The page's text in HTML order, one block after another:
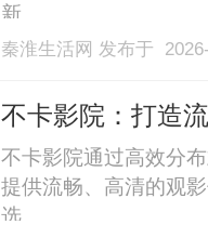
新。......
秦淮生活网 发布于
不卡影院：打造
不卡影院通过高效分
提供流畅、高清的观
选。......